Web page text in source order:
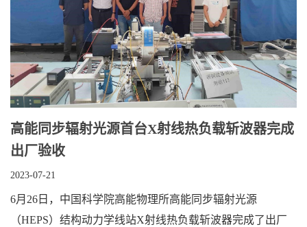
高能同步辐射光源首台X射线热负载斩波器完成
出厂验收
2023-07-21
6月26日，中国科学院高能物理所高能同步辐射光源
（HEPS）结构动力学线站X射线热负载斩波器完成了出厂